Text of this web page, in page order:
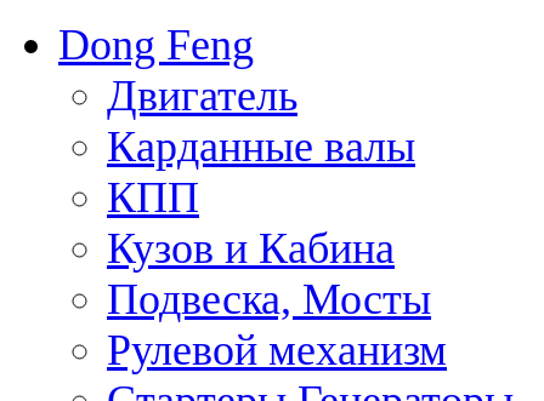
Dong Feng
Двигатель
Карданные валы
КПП
Кузов и Кабина
Подвеска, Мосты
Рулевой механизм